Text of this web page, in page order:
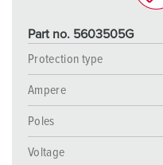
Part no. 5603505G
Protection type
Ampere
Poles
Voltage